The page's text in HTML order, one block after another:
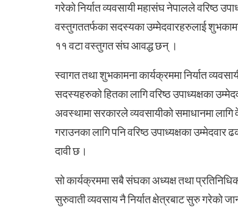
गरेको निर्यात व्यवसायी महासंघ नेपालले वरिष्ठ
वस्तुगततर्फका सदस्यका उम्मेदवारहरुलाई
११ वटा वस्तुगत संघ आवद्ध छन् ।
स्वागत तथा शुभकामना कार्यक्रममा निर्यात
सदस्यहरुको हितका लागि वरिष्ठ उपाध्यक्षका
अवस्थामा सरकारले व्यवसायीको समाधानमा
गराउनका लागि पनि वरिष्ठ उपाध्यक्षका
दावी छ।
सो कार्यक्रममा सबै संघका अध्यक्ष तथा
सुरुवाती व्यवसाय नै निर्यात क्षेत्रबाट सुरु गरेको